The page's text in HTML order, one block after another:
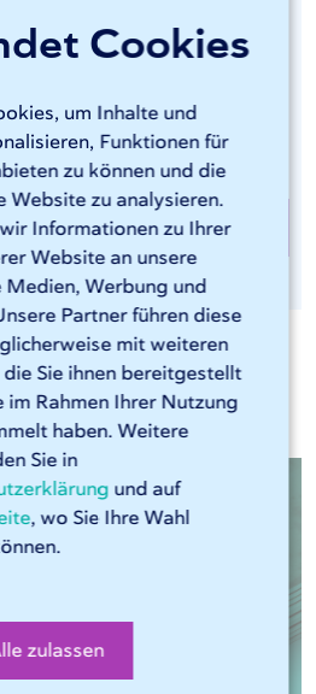
Cookies
um Inhalte und
Funktionen für
zu können und die
Website zu analysieren.
Informationen zu Ihrer
Website an unsere
Medien, Werbung und
Partner führen diese
mit weiteren
die Sie ihnen bereitgestellt
im Rahmen Ihrer Nutzung
haben. Weitere
Sie in
und auf
, wo Sie Ihre Wahl
zulassen
Lebensmittelindustrie und für zu
Maschinen durchgeführt.
bei 247TailorSteel
Materialien